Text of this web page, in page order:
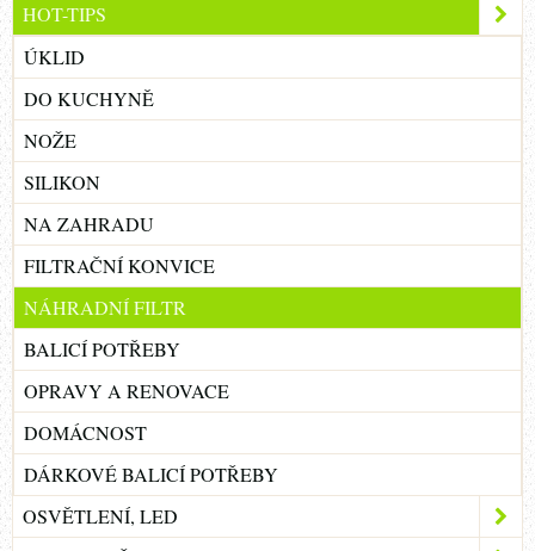
HOT-TIPS
ÚKLID
DO KUCHYNĚ
NOŽE
SILIKON
NA ZAHRADU
FILTRAČNÍ KONVICE
NÁHRADNÍ FILTR
BALICÍ POTŘEBY
OPRAVY A RENOVACE
DOMÁCNOST
DÁRKOVÉ BALICÍ POTŘEBY
OSVĚTLENÍ, LED